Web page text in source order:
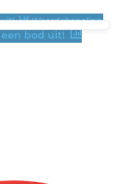
uit! Waardebepaling
bod uit!